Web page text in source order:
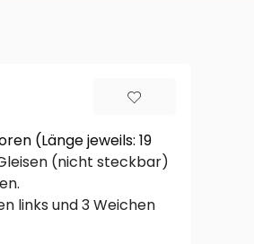
(Länge jeweils: 19
(nicht steckbar)
links und 3 Weichen